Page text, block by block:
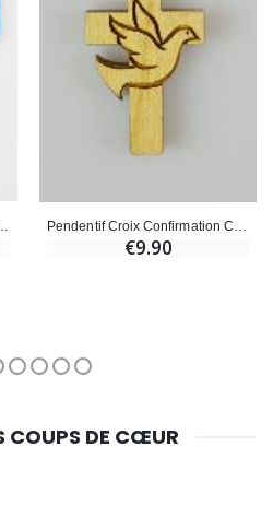
Fond Bleu
€9.90
COUPS DE CŒUR